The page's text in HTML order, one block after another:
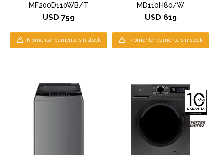
MF200D110WB/T
USD 759
Momentáneamente sin stock
MD110H80/W
USD 619
Momentáneamente sin stock